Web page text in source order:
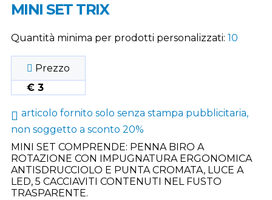
MINI SET TRIX
Quantità minima per prodotti personalizzati: 10
Prezzo
€ 3
articolo fornito solo senza stampa pubblicitaria,
non soggetto a sconto 20%
MINI SET COMPRENDE: PENNA BIRO A
ROTAZIONE CON IMPUGNATURA ERGONOMICA
ANTISDRUCCIOLO E PUNTA CROMATA, LUCE A
LED, 5 CACCIAVITI CONTENUTI NEL FUSTO
TRASPARENTE.